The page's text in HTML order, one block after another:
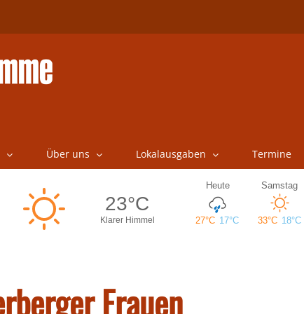
Über uns Lokalausgaben Termine
Frauen